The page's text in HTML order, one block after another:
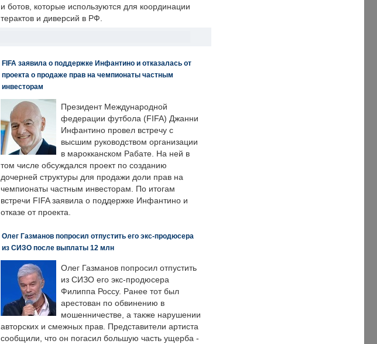
и ботов, которые используются для координации
терактов и диверсий в РФ.
FIFA заявила о поддержке Инфантино и отказалась от
проекта о продаже прав на чемпионаты частным
инвесторам
Президент Международной
федерации футбола (FIFA) Джанни
Инфантино провел встречу с
высшим руководством организации
в марокканском Рабате. На ней в
том числе обсуждался проект по созданию
дочерней структуры для продажи доли прав на
чемпионаты частным инвесторам. По итогам
встречи FIFA заявила о поддержке Инфантино и
отказе от проекта.
Олег Газманов попросил отпустить его экс-продюсера
из СИЗО после выплаты 12 млн
Олег Газманов попросил отпустить
из СИЗО его экс-продюсера
Филиппа Россу. Ранее тот был
арестован по обвинению в
мошенничестве, а также нарушении
авторских и смежных прав. Представители артиста
сообщили, что он погасил большую часть ущерба -